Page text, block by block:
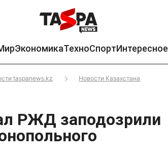
ЭкономикаТехноСпортИнтересное
taspanews.kz Новости Казахстана
РЖД заподозрили